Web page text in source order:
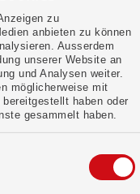
zu
anbieten zu können
Ausserdem
unserer Website an
und Analysen weiter.
möglicherweise mit
haben oder
gesammelt haben.